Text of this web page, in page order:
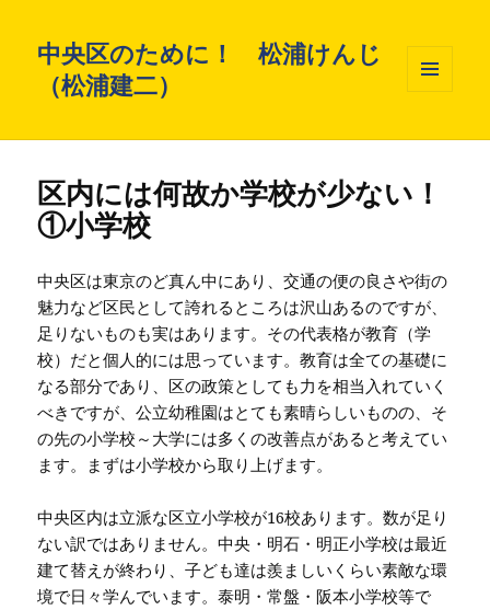
中央区のために！ 松浦けんじ
（松浦建二）
ィジェ
区内には何故か学校が少ない！
①小学校
中央区は東京のど真ん中にあり、交通の便の良さや街の
魅力など区民として誇れるところは沢山あるのですが、
足りないものも実はあります。その代表格が教育（学
校）だと個人的には思っています。教育は全ての基礎に
なる部分であり、区の政策としても力を相当入れていく
べきですが、公立幼稚園はとても素晴らしいものの、そ
の先の小学校～大学には多くの改善点があると考えてい
ます。まずは小学校から取り上げます。
中央区内は立派な区立小学校が16校あります。数が足り
ない訳ではありません。中央・明石・明正小学校は最近
建て替えが終わり、子ども達は羨ましいくらい素敵な環
境で日々学んでいます。泰明・常盤・阪本小学校等で